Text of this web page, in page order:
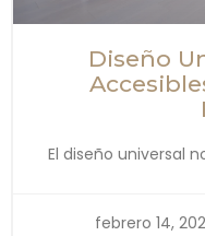
Diseño
El diseño universal
febrero 14,